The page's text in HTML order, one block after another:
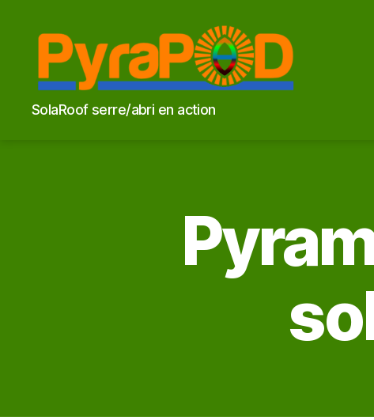
PyraPOD
et
SolaRoof serre/abri en action